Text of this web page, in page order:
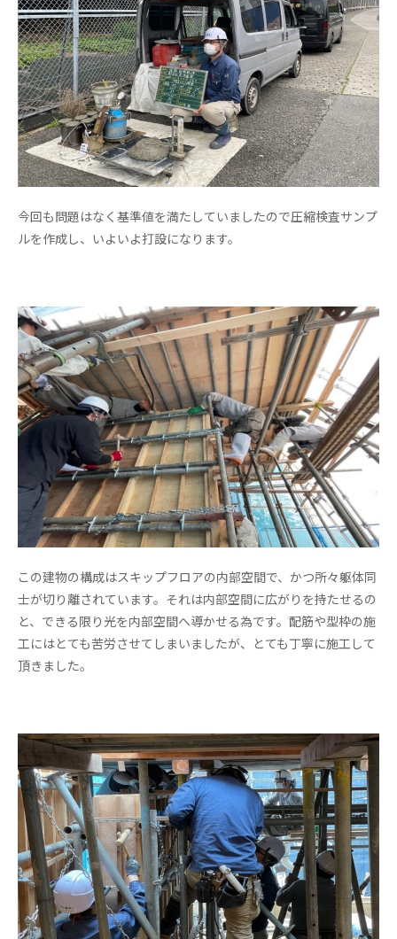
今回も問題はなく基準値を満たしていましたので圧縮検査サンプ
ルを作成し、いよいよ打設になります。
この建物の構成はスキップフロアの内部空間で、かつ所々躯体同
士が切り離されています。それは内部空間に広がりを持たせるの
と、できる限り光を内部空間へ導かせる為です。配筋や型枠の施
工にはとても苦労させてしまいましたが、とても丁寧に施工して
頂きました。